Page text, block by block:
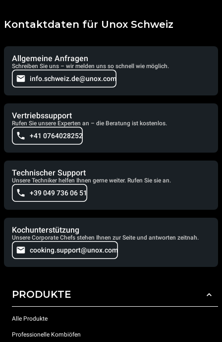
Kontaktdaten für Unox Schweiz
Allgemeine Anfragen
Schreiben Sie uns – wir melden uns so schnell wie möglich.
info.schweiz.de@unox.com
Vertriebssupport
Rufen Sie unsere Experten an – die Beratung ist kostenlos.
+41 0764028252
Technischer Support
Unsere Techniker helfen Ihnen gerne weiter. Rufen Sie sie an.
+39 049 736 06 51
Kochunterstützung
Unsere Corporate Chefs stehen Ihnen zur Seite und antworten zeitnah.
cooking.support@unox.com
PRODUKTE
Alle Produkte
Professionelle Kombiöfen